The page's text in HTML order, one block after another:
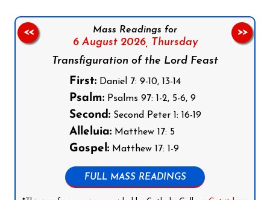
Mass Readings for
6 August 2026, Thursday
Transfiguration of the Lord Feast
First:Daniel 7: 9-10, 13-14
Psalm:Psalms 97: 1-2, 5-6, 9
Second:Second Peter 1: 16-19
Alleluia:Matthew 17: 5
Gospel:Matthew 17: 1-9
FULL MASS READINGS
<< >>